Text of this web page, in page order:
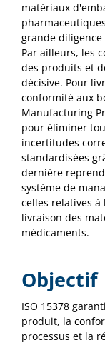
matériaux
grande diligence
Par ailleurs, les
des produits et
décisive. Pour
conformité aux
Manufacturing
pour éliminer
incertitudes
standardisées
dernière
système de
celles relatives
livraison des
médicaments.
Objectif
ISO 15378
produit, la
processus et la